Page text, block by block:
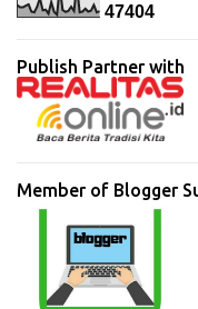
47404
Publish Partner with
Member of Blogger